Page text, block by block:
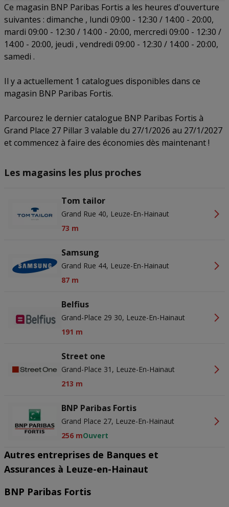
Ce magasin BNP Paribas Fortis a les heures d'ouverture
suivantes : dimanche , lundi 09:00 - 12:30 / 14:00 - 20:00,
mardi 09:00 - 12:30 / 14:00 - 20:00, mercredi 09:00 - 12:30 /
14:00 - 20:00, jeudi , vendredi 09:00 - 12:30 / 14:00 - 20:00,
samedi .
Il y a actuellement 1 catalogues disponibles dans ce
magasin BNP Paribas Fortis.
Parcourez le dernier catalogue BNP Paribas Fortis à
Grand Place 27 Pillar 3 valable du 27/1/2026 au 27/1/2027
et commencez à faire des économies dès maintenant !
Les magasins les plus proches
Tom tailor
Grand Rue 40, Leuze-En-Hainaut
73 m
Samsung
Grand Rue 44, Leuze-En-Hainaut
87 m
Belfius
Grand-Place 29 30, Leuze-En-Hainaut
191 m
Street one
Grand-Place 31, Leuze-En-Hainaut
213 m
BNP Paribas Fortis
Grand Place 27, Leuze-En-Hainaut
256 mOuvert
Autres entreprises de Banques et
Assurances à Leuze-en-Hainaut
BNP Paribas Fortis
Precieze geolocatiegegevens gebruiken. De apparaatkenmerken
actief scannen ter identificatie. Informatie op een apparaat opslaan
en/of openen. Gepersonaliseerde advertenties en content,
advertentie- en contentmetingen, doelgroepenonderzoek en
Partnerlijst (derden)